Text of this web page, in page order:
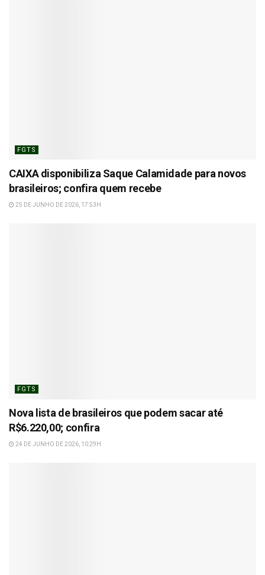
FGTS
CAIXA disponibiliza Saque Calamidade para novos
brasileiros; confira quem recebe
25 DE JUNHO DE 2026, 17:53H
FGTS
Nova lista de brasileiros que podem sacar até
R$6.220,00; confira
24 DE JUNHO DE 2026, 10:29H